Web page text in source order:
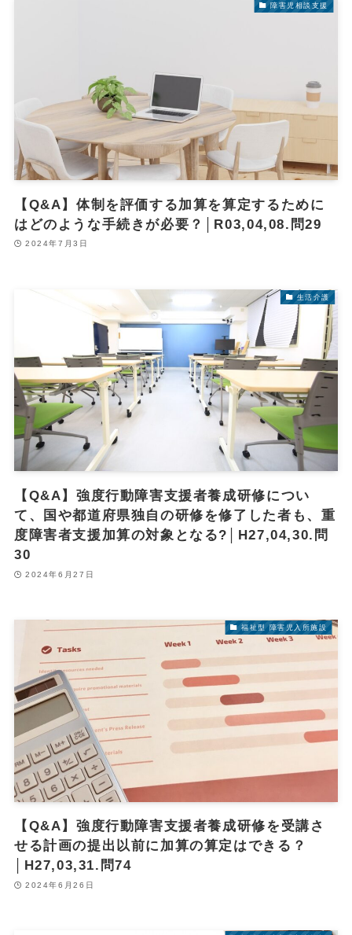
障害児相談支援
【Q&A】体制を評価する加算を算定するために
はどのような手続きが必要？│R03,04,08.問29
2024年7月3日
生活介護
【Q&A】強度行動障害支援者養成研修につい
て、国や都道府県独自の研修を修了した者も、重
度障害者支援加算の対象となる?│H27,04,30.問
30
2024年6月27日
福祉型 障害児入所施設
【Q&A】強度行動障害支援者養成研修を受講さ
せる計画の提出以前に加算の算定はできる？
│H27,03,31.問74
2024年6月26日